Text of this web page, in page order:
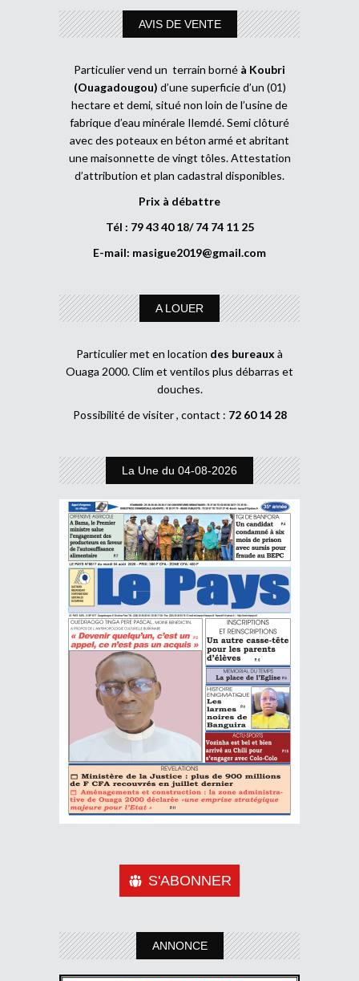
AVIS DE VENTE
Particulier vend un terrain borné à Koubri
(Ouagadougou) d’une superficie d’un (01)
hectare et demi, situé non loin de l’usine de
fabrique d’eau minérale Ilemdé. Semi clôturé
avec des poteaux en béton armé et abritant
une maisonnette de vingt tôles. Attestation
d’attribution et plan cadastral disponibles.
Prix à débattre
Tél : 79 43 40 18/ 74 74 11 25
E-mail: masigue2019@gmail.com
A LOUER
Particulier met en location des bureaux à
Ouaga 2000. Clim et ventilos plus débarras et
douches.
Possibilité de visiter , contact : 72 60 14 28
La Une du 04-08-2026
S'ABONNER
ANNONCE